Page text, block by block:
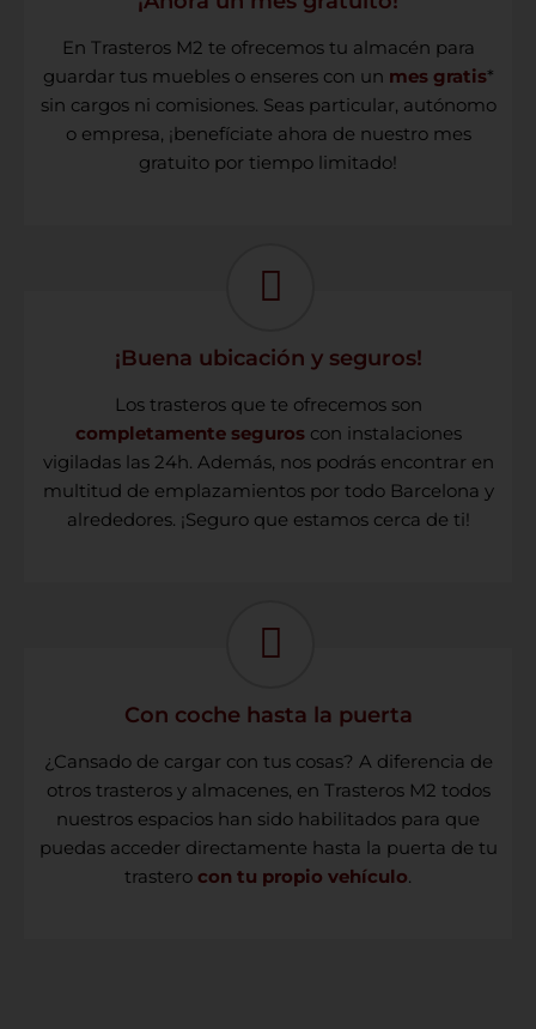
En Trasteros M2 te ofrecemos tu almacén para
guardar tus muebles o enseres con un mes gratis*
sin cargos ni comisiones. Seas particular, autónomo
o empresa, ¡benefíciate ahora de nuestro mes
gratuito por tiempo limitado!
¡Buena ubicación y seguros!
Los trasteros que te ofrecemos son
completamente seguroscon instalaciones
vigiladas las 24h. Además, nos podrás encontrar en
multitud de emplazamientos por todo Barcelona y
alrededores. ¡Seguro que estamos cerca de ti!
Con coche hasta la puerta
¿Cansado de cargar con tus cosas? A diferencia de
otros trasteros y almacenes, en Trasteros M2 todos
nuestros espacios han sido habilitados para que
puedas acceder directamente hasta la puerta de tu
trastero con tu propio vehículo.